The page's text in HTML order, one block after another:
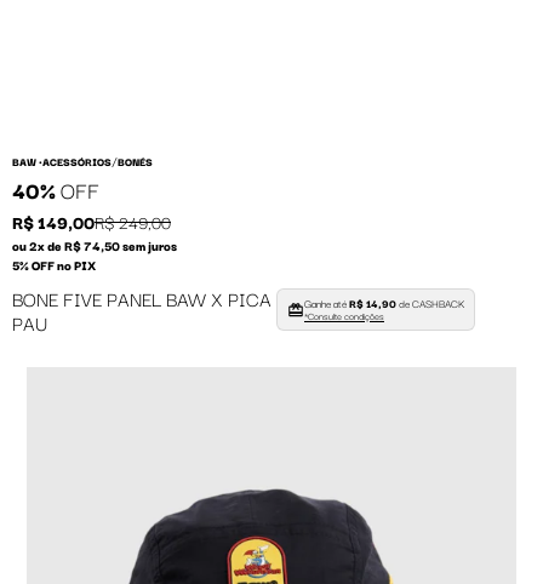
BAW •ACESSÓRIOS/BONÉS
40%OFF
R$ 149,00R$ 249,00
ou 2x de R$ 74,50 sem juros
5% OFF no PIX
BONE FIVE PANEL BAW X PICA
PAU
Ganhe atéR$ 14,90de CASHBACK
*Consulte condições